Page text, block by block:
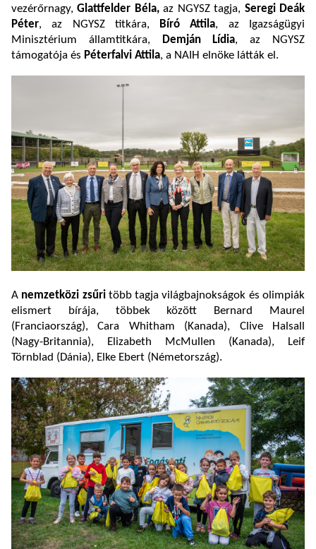
vezérőrnagy,Glattfelder Béla,az NGYSZ tagja, Seregi Deák
Péter, az NGYSZ titkára, Bíró Attila, az Igazságügyi
Minisztérium államtitkára, Demján Lídia, az NGYSZ
támogatója és Péterfalvi Attila, a NAIH elnöke látták el.
A nemzetközi zsűritöbb tagja világbajnokságok és olimpiák
elismert bírája, többek között Bernard Maurel
(Franciaország), Cara Whitham (Kanada), Clive Halsall
(Nagy-Britannia), Elizabeth McMullen (Kanada), Leif
Törnblad (Dánia), Elke Ebert (Németország).